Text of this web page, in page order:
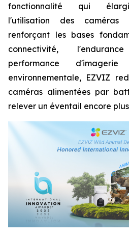
fonctionnalité qui
l'utilisation des caméras
renforçant les bases
connectivité,
performance
environnementale, EZVIZ
caméras alimentées par
relever un éventail encore